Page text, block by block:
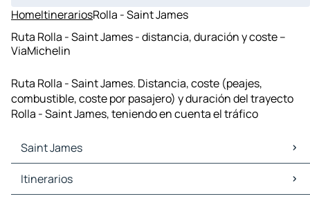
HomeItinerariosRolla - Saint James
Ruta Rolla - Saint James - distancia, duración y coste –
ViaMichelin
Ruta Rolla - Saint James. Distancia, coste (peajes,
combustible, coste por pasajero) y duración del trayecto
Rolla - Saint James, teniendo en cuenta el tráfico
Saint James
Saint James Mapas Planos
Saint James Trafico
Itinerarios